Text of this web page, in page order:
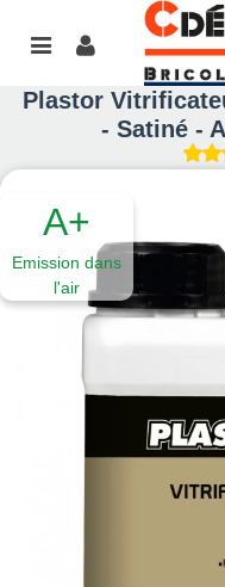
Plastor
- Satiné -
A+
Emission dans
l'air